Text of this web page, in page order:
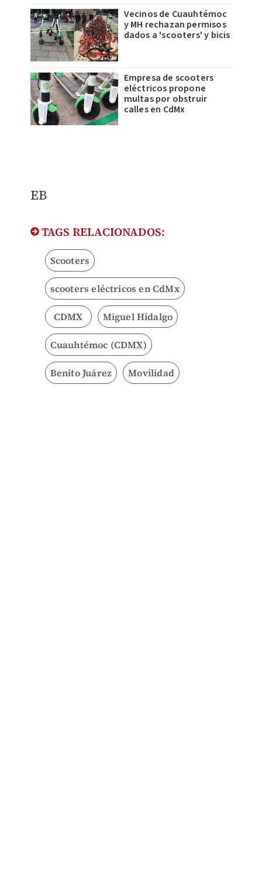
Vecinos de Cuauhtémoc
y MH rechazan permisos
dados a 'scooters' y bicis
Empresa de scooters
eléctricos propone
multas por obstruir
calles en CdMx
EB
TAGS RELACIONADOS:
Scooters
scooters eléctricos en CdMx
CDMX Miguel Hidalgo
Cuauhtémoc (CDMX)
Benito Juárez Movilidad